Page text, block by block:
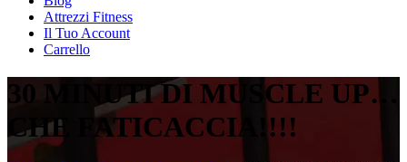
Attrezzi Fitness
Il Tuo Account
Carrello
30 MINUTI DI MUSCLE UP…
CHE FATICACCIA!!!!